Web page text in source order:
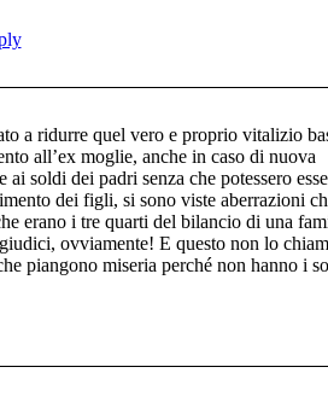
a ridurre quel vero e proprio vitalizio
all’ex moglie, anche in caso di nuova
soldi dei padri senza che potessero
dei figli, si sono viste aberrazioni
erano i tre quarti del bilancio di una
ovviamente! E questo non lo
piangono miseria perché non hanno i